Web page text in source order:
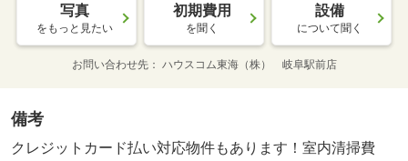
写真
をもっと見たい
初期費用
を聞く
設備
について聞く
お問い合わせ先 ハウスコム東海（株） 岐阜駅前店
備考
クレジットカード払い対応物件もあります！室内清掃費